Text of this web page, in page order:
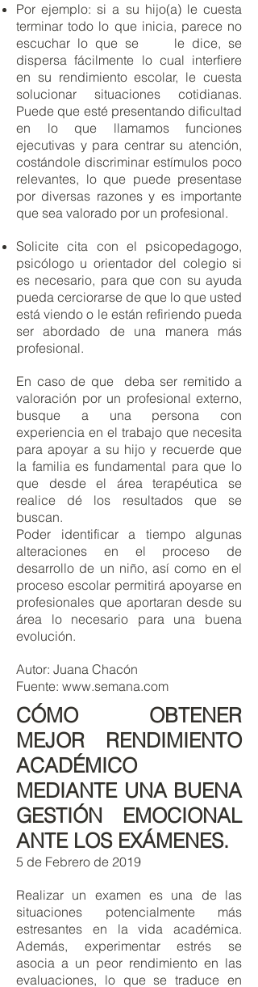
Por ejemplo: si a su hijo(a) le cuesta
terminar todo lo que inicia, parece no
escuchar lo que se le dice, se
dispersa fácilmente lo cual interfiere
en su rendimiento escolar, le cuesta
solucionar situaciones cotidianas.
Puede que esté presentando dificultad
en lo que llamamos funciones
ejecutivas y para centrar su atención,
costándole discriminar estímulos poco
relevantes, lo que puede presentase
por diversas razones y es importante
que sea valorado por un profesional.
Solicite cita con el psicopedagogo,
psicólogo u orientador del colegio si
es necesario, para que con su ayuda
pueda cerciorarse de que lo que usted
está viendo o le están refiriendo pueda
ser abordado de una manera más
profesional.
En caso de que deba ser remitido a
valoración por un profesional externo,
busque a una persona con
experiencia en el trabajo que necesita
para apoyar a su hijo y recuerde que
la familia es fundamental para que lo
que desde el área terapéutica se
realice dé los resultados que se
buscan.
Poder identificar a tiempo algunas
alteraciones en el proceso de
desarrollo de un niño, así como en el
proceso escolar permitirá apoyarse en
profesionales que aportaran desde su
área lo necesario para una buena
evolución.
Autor: Juana Chacón
Fuente: www.semana.com
CÓMO OBTENER
MEJOR RENDIMIENTO
ACADÉMICO
MEDIANTE UNA BUENA
GESTIÓN EMOCIONAL
ANTE LOS EXÁMENES.
5 de Febrero de 2019
Realizar un examen es una de las
situaciones potencialmente más
estresantes en la vida académica.
Además, experimentar estrés se
asocia a un peor rendimiento en las
evaluaciones, lo que se traduce en